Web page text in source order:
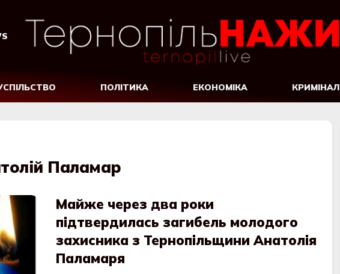
ПОЛІТИКА ЕКОНОМІКА КРИМІНАЛ
Паламар
Майже через два роки
підтвердилась загибель молодого
захисника з Тернопільщини Анатолія
Паламаря